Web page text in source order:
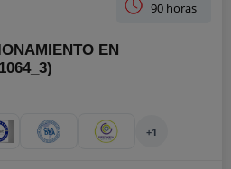
90 horas
EN
+1